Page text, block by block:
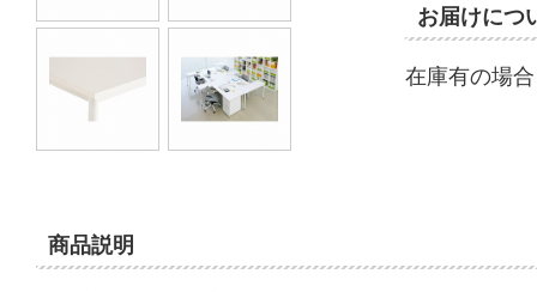
お届けにつ
在庫有の場
商品説明